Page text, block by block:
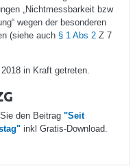
„Nichtmessbarkeit bzw
wegen der besonderen
(siehe auch § 1 Abs 2Z 7
in Kraft getreten.
den Beitrag "Seit
inkl Gratis-Download.